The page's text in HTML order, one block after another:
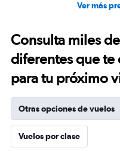
Ver más
Consulta miles
diferentes que te
para tu próximo
Otras opciones de vuelos
Vuelos por clase